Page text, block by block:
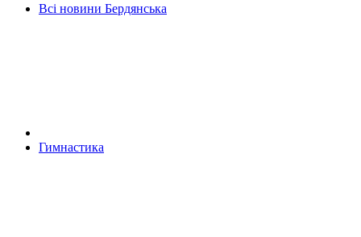
Всі новини Бердянська
Гимнастика